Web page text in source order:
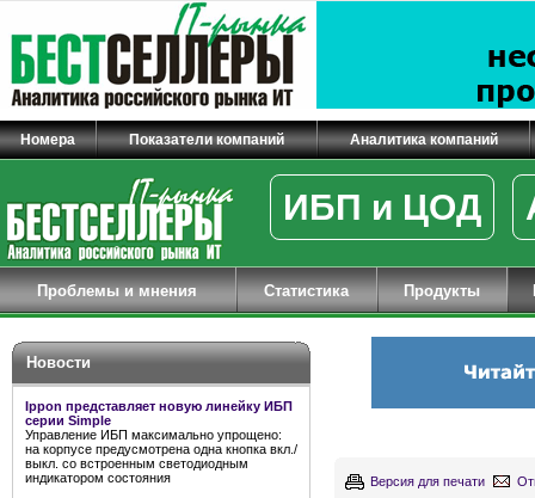
Номера Показатели компаний Аналитика компаний
ИБП и ЦОД
Проблемы и мнения Статистика Продукты
Новости
Ippon представляет новую линейку ИБП
серии Simple
Управление ИБП максимально упрощено:
на корпусе предусмотрена одна кнопка вкл./
выкл. со встроенным светодиодным
индикатором состояния
Версия для печати